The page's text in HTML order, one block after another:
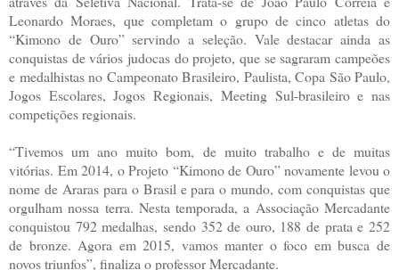
Leonardo Moraes, que completam o grupo de cinco atletas do
“Kimono de Ouro” servindo a seleção. Vale destacar ainda as
conquistas de vários judocas do projeto, que se sagraram campeões
e medalhistas no Campeonato Brasileiro, Paulista, Copa São Paulo,
Jogos Escolares, Jogos Regionais, Meeting Sul-brasileiro e nas
competições regionais.
“Tivemos um ano muito bom, de muito trabalho e de muitas
vitórias. Em 2014, o Projeto “Kimono de Ouro” novamente levou o
nome de Araras para o Brasil e para o mundo, com conquistas que
orgulham nossa terra. Nesta temporada, a Associação Mercadante
conquistou 792 medalhas, sendo 352 de ouro, 188 de prata e 252
de bronze. Agora em 2015, vamos manter o foco em busca de
novos triunfos”, finaliza o professor Mercadante.